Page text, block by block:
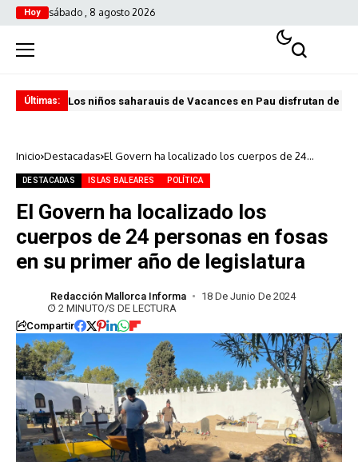
Hoy sábado , 8 agosto 2026
Últimas: Los niños saharauis de Vacances en Pau disfrutan de
Inicio Destacadas El Govern ha localizado los cuerpos de 24
legislatura
DESTACADAS ISLAS BALEARES POLÍTICA
El Govern ha localizado los
cuerpos de 24 personas en fosas
en su primer año de legislatura
Redacción Mallorca Informa
18 De Junio De 2024
2 MINUTO/S DE LECTURA
Compartir